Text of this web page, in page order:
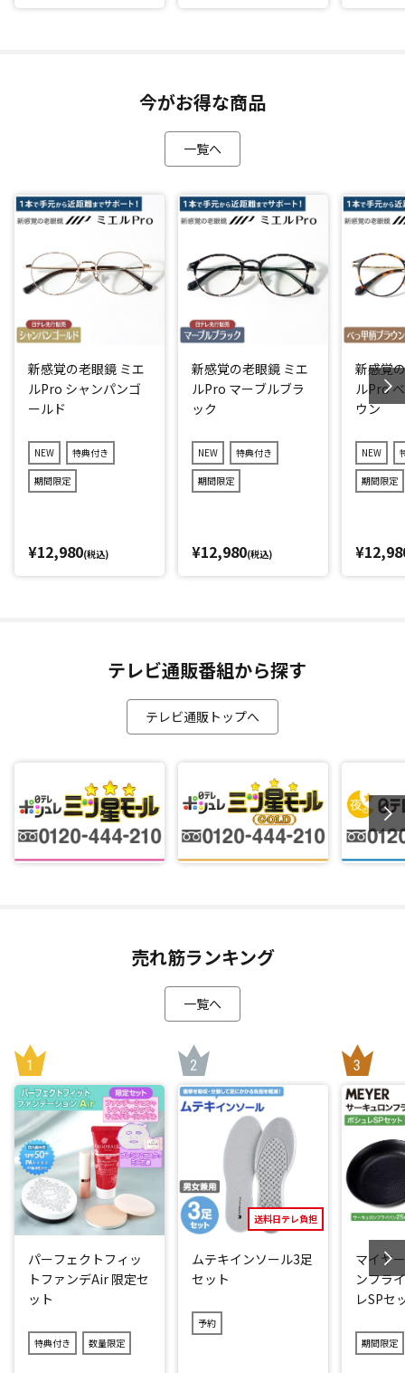
今がお得な商品
一覧へ
新感覚の老眼鏡 ミエ
ルPro シャンパンゴ
ールド
NEW 特典付き
期間限定
¥12,980(税込)
新感覚の老眼鏡 ミエ
ルPro マーブルブラ
ック
NEW 特典付き
期間限定
¥12,980(税込)
新感覚
ルPro
ウン
NEW
期間限定
テレビ通販番組から探す
テレビ通販トップへ
売れ筋ランキング
一覧へ
パーフェクトフィッ
トファンデAir 限定セ
ット
特典付き 数量限定
送料日テレ負担
ムテキインソール3足
セット
予約
マイヤ
ンフラ
レSPセ
期間限定